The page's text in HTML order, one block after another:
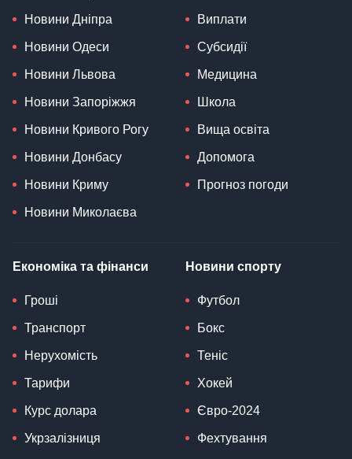
Новини Дніпра
Новини Одеси
Новини Львова
Новини Запоріжжя
Новини Кривого Рогу
Новини Донбасу
Новини Криму
Новини Миколаєва
Виплати
Субсидії
Медицина
Школа
Вища освіта
Допомога
Прогноз погоди
Економіка та фінанси
Гроші
Транспорт
Нерухомість
Тарифи
Курс долара
Укрзалізниця
Новини спорту
Футбол
Бокс
Теніс
Хокей
Євро-2024
Фехтування